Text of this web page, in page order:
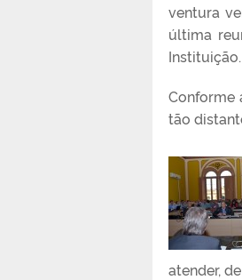
ventura
última
Instituição.
Conforme
tão
atender,